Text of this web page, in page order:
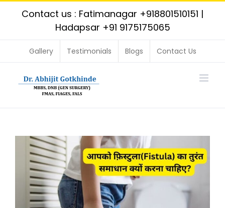
Contact us : Fatimanagar +918801510151 |
Hadapsar +91 9175175065
Gallery Testimonials Blogs Contact Us
View
Larger
Image